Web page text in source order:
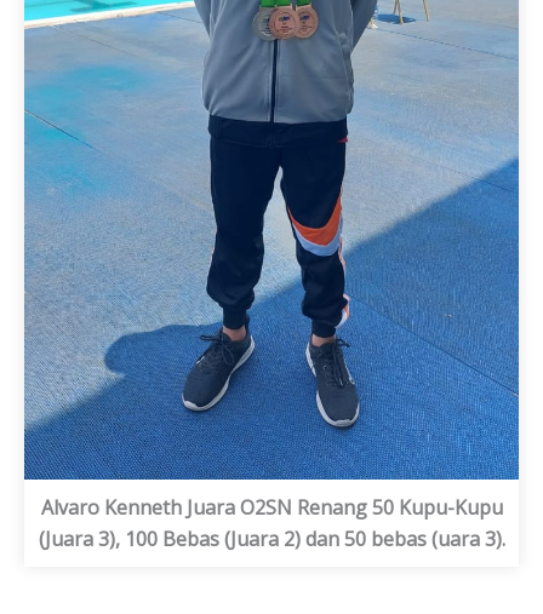
Alvaro Kenneth Juara O2SN Renang 50 Kupu-Kupu
(Juara 3), 100 Bebas (Juara 2) dan 50 bebas (uara 3).